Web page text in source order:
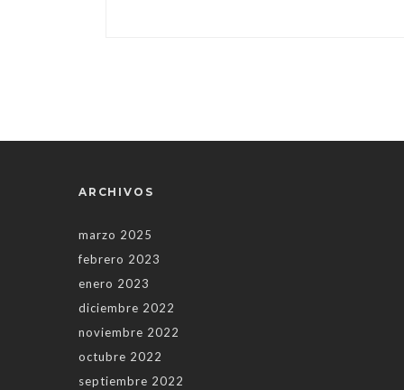
ARCHIVOS
marzo 2025
febrero 2023
enero 2023
diciembre 2022
noviembre 2022
octubre 2022
septiembre 2022